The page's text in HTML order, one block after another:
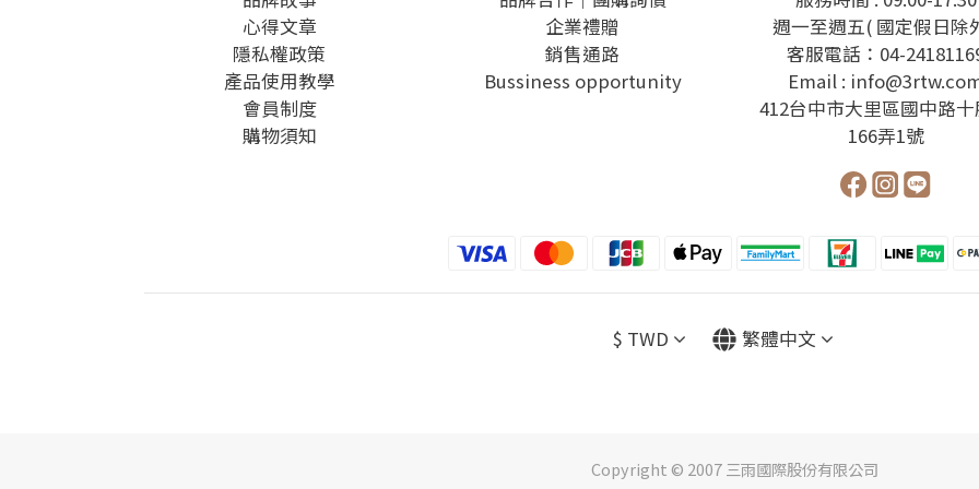
心得文章
隱私權政策
產品使用教學
會員制度
購物須知
企業禮贈
銷售通路
Bussiness opportunity
週一至週五( 國定假日除
客服電話：04-
Email :
412台中市大里區國中路
166弄1號
$ TWD 繁體中文
Copyright © 2007 三雨國際股份有限公司